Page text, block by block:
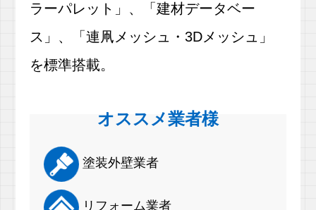
ラーパレット」、「建材データベー
ス」、「連凧メッシュ・3Dメッシュ」
を標準搭載。
オススメ業者様
塗装外壁業者
リフォーム業者